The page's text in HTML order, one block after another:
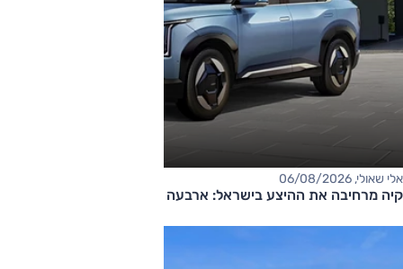
אלי שאולי, 06/08/2026
קיה מרחיבה את ההיצע בישראל: ארבעה דגמים חדשים בדרך